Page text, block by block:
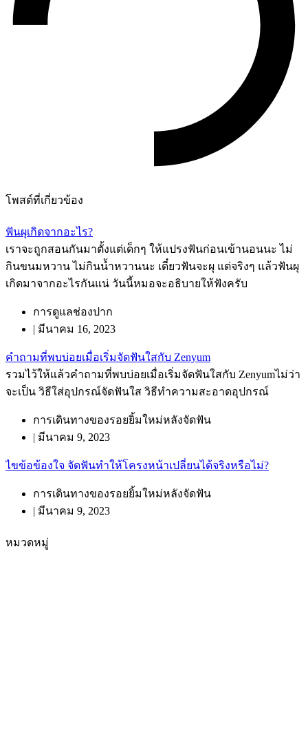
โพสต์ที่เกี่ยวข้อง
ฟันผุเกิดจากอะไร?
เราจะถูกสอนกันมาตั้งแต่เด็กๆ ให้แปรงฟันก่อนเข้านอนนะ ไม่
กินขนมหวาน ไม่กินน้ำหวานนะ เดี๋ยวฟันจะผุ แต่จริงๆ แล้วฟันผุ
เกิดมาจากอะไรกันแน่ วันนี้หมอจะอธิบายให้ฟังครับ
การดูแลช่องปาก
| มีนาคม 16, 2023
คำถามที่พบบ่อยเมื่อเริ่มจัดฟันใสกับ Zenyum
รวมไว้ให้แล้วคำถามที่พบบ่อยเมื่อเริ่มจัดฟันใสกับ Zenyumไม่ว่า
จะเป็น วิธีใส่อุปกรณ์จัดฟันใส วิธีทำความสะอาดอุปกรณ์
การเดินทางของรอยยิ้มใหม่หลังจัดฟัน
| มีนาคม 9, 2023
ไขข้อข้องใจ จัดฟันทำให้โครงหน้าเปลี่ยนได้จริงหรือไม่?
การเดินทางของรอยยิ้มใหม่หลังจัดฟัน
| มีนาคม 9, 2023
หมวดหมู่